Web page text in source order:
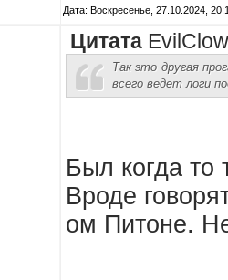
Дата: Воскресенье, 27.10.2024,
Цитата
Так это другая
всего ведет логи
Был когда то
Вроде
ом Питоне.